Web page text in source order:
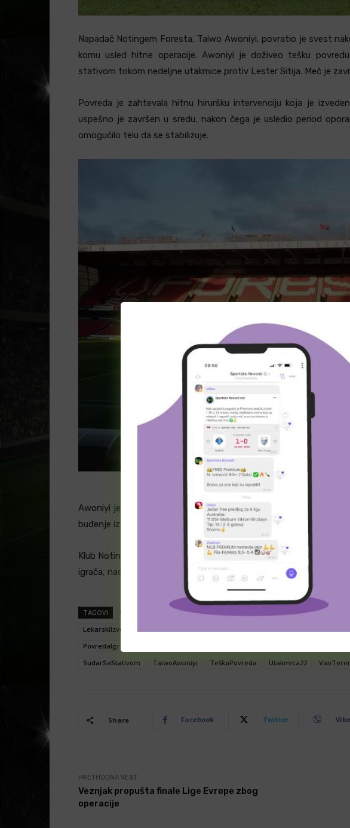
Napadač Notingem Foresta, Taiwo Awoniyi, povratio je svest
komu usled hitne operacije. Awoniyi je doživeo tešku
stativom tokom nedeljne utakmice protiv Lester Sitija. Meč je
Povreda je zahtevala hitnu hiruršku intervenciju koja je
uspešno je završen u sredu, nakon čega je usledio period
omogućilo telu da se stabilizuje.
Awoniyi je bio pod stalnim nadzorom lekarskog tima koji je
buđenje iz kome predstavlja veliki korak napred i olakšanje za sve
Klub Notingem Forest i njegovi navijači sada s nestrpljenjem
igrača, nadajući se da će se Awoniyi uskoro u potpunosti oporaviti
TAGOVI fudbal FudbalskaVest FudbalskePovrede HirurškaIntervencija
LekarskiIzveštaj
PovredaIgrača
SudarSaStativom
TaiwoAwoniyi TeškaPovreda Utakmica22
Share Facebook Twitter
PRETHODNA VEST
Veznjak propušta finale Lige Evrope zbog
operacije